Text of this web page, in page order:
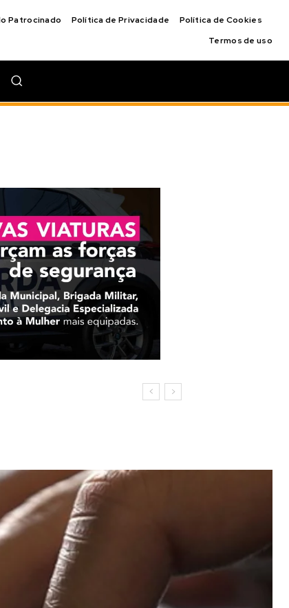
Patrocinado Política de Privacidade
Política de Cookies
Termos de uso